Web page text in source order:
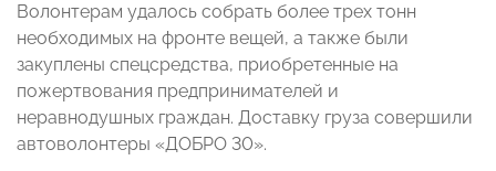
Волонтерам удалось собрать более трех тонн
необходимых на фронте вещей, а также были
закуплены спецсредства, приобретенные на
пожертвования предпринимателей и
неравнодушных граждан. Доставку груза совершили
автоволонтеры «ДОБРО 30».